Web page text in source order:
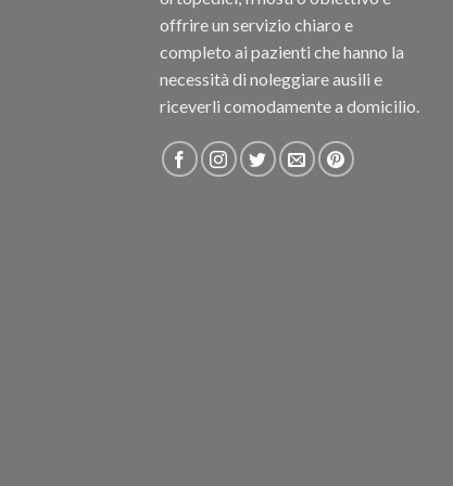
offrire un servizio chiaro e
completo ai pazienti che hanno la
necessità di noleggiare ausili e
riceverli comodamente a domicilio.